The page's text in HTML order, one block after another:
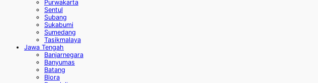
Purwakarta
Sentul
Subang
Sukabumi
Sumedang
Tasikmalaya
Jawa Tengah
Banjarnegara
Banyumas
Batang
Blora